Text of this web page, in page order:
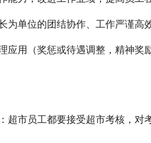
为单位的团结协作、工作严谨高
应用（奖惩或待遇调整，精神奖
超市员工都要接受超市考核，对